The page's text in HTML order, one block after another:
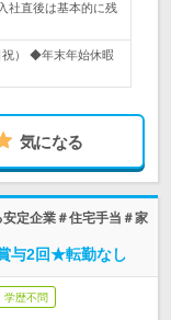
社直後は基本的に残
） ◆年末年始休暇
気になる
定企業＃住宅手当＃家
与2回★転勤なし
学歴不問